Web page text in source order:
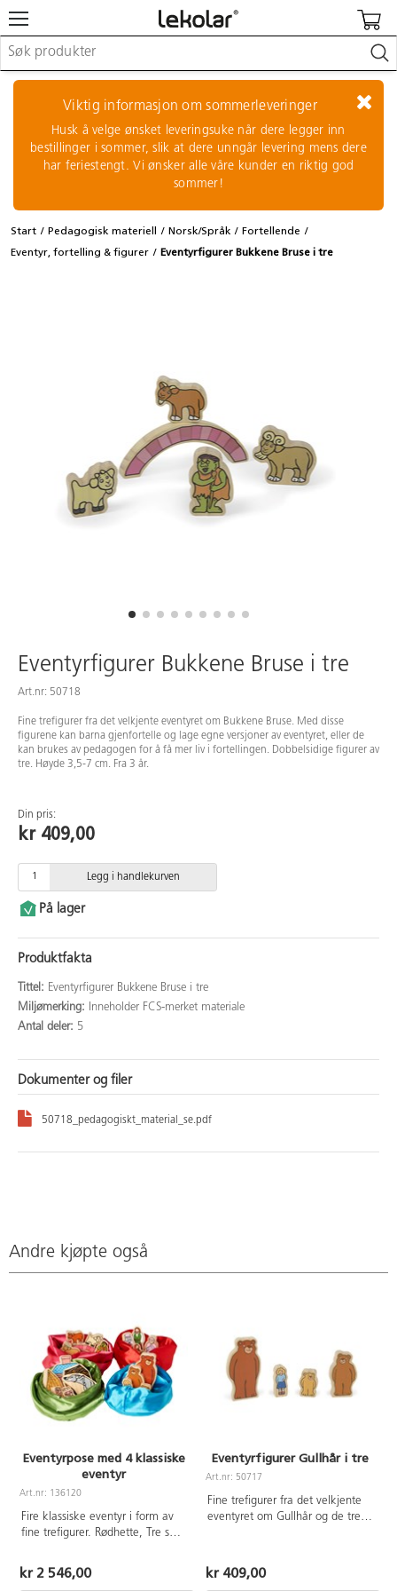
Lekeplassutstyr & utemiljø
Kunst & håndverk
Leker & sykler
Pedagogisk materiell
Barnevogner & småbarnsutstyr
Logge inn / registrere meg
Viktig informasjon om sommerleveringer
Husk å velge ønsket leveringsuke når dere legger inn
bestillinger i sommer, slik at dere unngår levering mens dere
har feriestengt. Vi ønsker alle våre kunder en riktig god
sommer!
Start Pedagogisk materiell Norsk/Språk
Fortellende
Eventyr, fortelling & figurer
Eventyrfigurer Bukkene Bruse i tre
Eventyrfigurer Bukkene Bruse i tre
Art.nr: 50718
Fine trefigurer fra det velkjente eventyret om Bukkene Bruse. Med disse
figurene kan barna gjenfortelle og lage egne versjoner av eventyret, eller de
kan brukes av pedagogen for å få mer liv i fortellingen. Dobbelsidige figurer av
tre. Høyde 3,5-7 cm. Fra 3 år.
Din pris:
kr 409,00
Legg i handlekurven
På lager
Produktfakta
Tittel: Eventyrfigurer Bukkene Bruse i tre
Miljømerking:
Inneholder FCS-merket materiale
Antal deler: 5
Dokumenter og filer
50718_pedagogiskt_material_se.pdf
Andre kjøpte også
Eventyrpose med 4 klassiske
eventyr
Art.nr: 136120
Fire klassiske eventyr i form av
fine trefigurer. Rødhette, Tre små
Gullhår er alltid morsomme å
leke med. Oppbevares i en myk
kr 2 546,00
Eventyrfigurer Gullhår i tre
Art.nr: 50717
Fine trefigurer fra det velkjente
eventyret om Gullhår og de tre
egne versjoner av eventyret, eller
de kan brukes av pedagogen for
kr 409,00